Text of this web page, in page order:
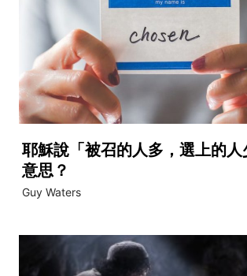
耶穌說「被召的人多，選上的人
意思？
Guy Waters